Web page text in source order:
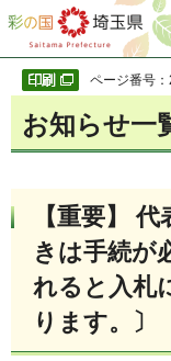
彩の国 埼玉県
ページ番号
お知らせ一
【重要】
代
きは手続が
れると入札
ります。〕